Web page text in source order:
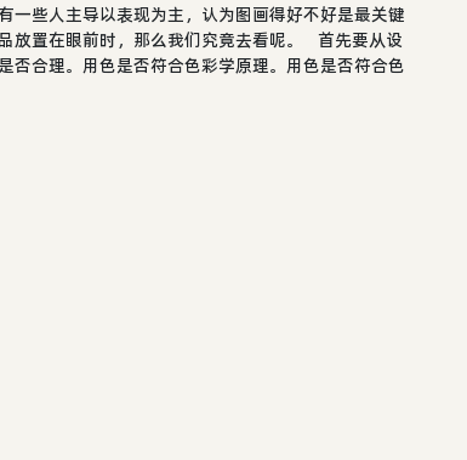
一些人主导以表现为主，认为图画得好不好是最关键
放置在眼前时，那么我们究竟去看呢。 首先要从设
否合理。用色是否符合色彩学原理。用色是否符合色